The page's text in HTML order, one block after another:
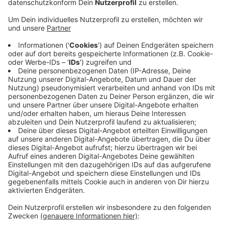
Schwelm: Nach der deutlichen Niederlage bei der
letzten Bürgermeisterwahl wollen die
Sozialdemokraten das Amt dieses Jahr
zurückerkämpfen. Die aktuelle Stadtchefin Gabriele
Grollmann-Mock hatte damals den SPD-Bürgermeister
nach nur einer Amtszeit klar geschlagen. Wer es jetzt
für die SPD versuchen soll, wollte diese schon im
März festlegen.
Durch Corona war das aber nicht möglich. Mit einer
Sondergenehmigung holen die Sozialdemokraten das
heute Abend (7.5., 19 Uhr) nach. Die Versammlung
findet unter großen Corona-Sicherheitsmaßnahmen in
der Eventhalle Schwelm statt. Grollmann-Mock hatte
Mitte letzten Monats angekündigt, nicht nochmal zu
kandidieren.